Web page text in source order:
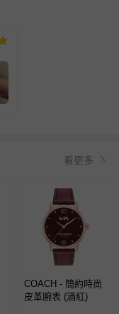
看更多
COACH - 簡約時尚
皮革腕表 (酒紅)